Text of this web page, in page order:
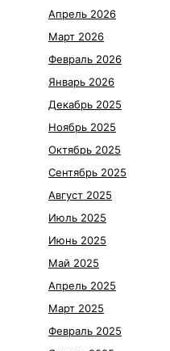
Апрель 2026
Март 2026
Февраль 2026
Январь 2026
Декабрь 2025
Ноябрь 2025
Октябрь 2025
Сентябрь 2025
Август 2025
Июль 2025
Июнь 2025
Май 2025
Апрель 2025
Март 2025
Февраль 2025